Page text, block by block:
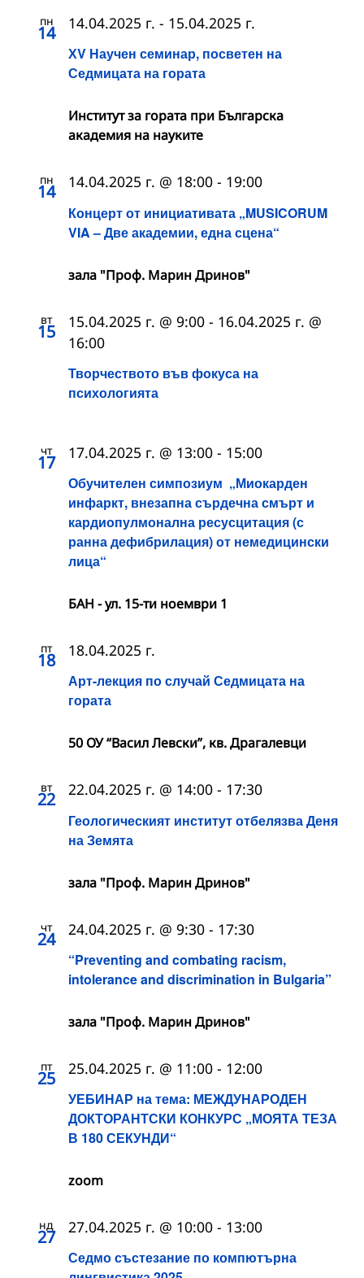
пн
14
ХV Научен семинар, посветен на
Седмицата на гората
14.04.2025 г. - 15.04.2025 г.
Институт за гората при Българска
академия на науките
пн
14
Концерт от инициативата „MUSICORUM
VIA – Две академии, една сцена“
14.04.2025 г. @ 18:00 - 19:00
зала "Проф. Марин Дринов"
вт
15
Творчеството във фокуса на
психологията
15.04.2025 г. @ 9:00 - 16.04.2025 г. @
16:00
чт
17
Обучителен симпозиум „Миокарден
инфаркт, внезапна сърдечна смърт и
кардиопулмонална ресусцитация (с
ранна дефибрилация) от немедицински
лица“
17.04.2025 г. @ 13:00 - 15:00
БАН - ул. 15-ти ноември 1
пт
18
Арт-лекция по случай Седмицата на
гората
18.04.2025 г.
50 ОУ “Васил Левски”, кв. Драгалевци
вт
22
Геологическият институт отбелязва Деня
на Земята
22.04.2025 г. @ 14:00 - 17:30
зала "Проф. Марин Дринов"
чт
24
“Preventing and combating racism,
intolerance and discrimination in Bulgaria”
24.04.2025 г. @ 9:30 - 17:30
зала "Проф. Марин Дринов"
пт
25
УЕБИНАР на тема: МЕЖДУНАРОДЕН
ДОКТОРАНТСКИ КОНКУРС „МОЯТА ТЕЗА
В 180 СЕКУНДИ“
25.04.2025 г. @ 11:00 - 12:00
zoom
нд
27
Седмо състезание по компютърна
27.04.2025 г. @ 10:00 - 13:00